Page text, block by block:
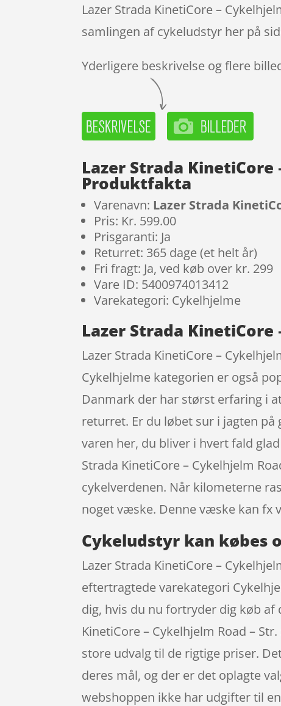
Lazer Strada KinetiCore –
samlingen af cykeludstyr her på
Yderligere beskrivelse og flere
Lazer Strada KinetiCore
Produktfakta
Varenavn: Lazer Strada
Pris: Kr. 599.00
Prisgaranti: Ja
Returret: 365 dage (et helt år)
Fri fragt: Ja, ved køb over kr. 299
Vare ID: 5400974013412
Varekategori: Cykelhjelme
Lazer Strada KinetiCore
Lazer Strada KinetiCore –
Cykelhjelme kategorien er også
Danmark der har størst erfaring i
returret. Er du løbet sur i jagten
varen her, du bliver i hvert fald
Strada KinetiCore – Cykelhjelm
cykelverdenen. Når kilometerne
noget væske. Denne væske kan fx
Cykeludstyr kan købes
Lazer Strada KinetiCore –
eftertragtede varekategori
dig, hvis du nu fortryder dig køb af
KinetiCore – Cykelhjelm Road –
store udvalg til de rigtige priser.
deres mål, og der er det oplagte
webshoppen ikke har udgifter til